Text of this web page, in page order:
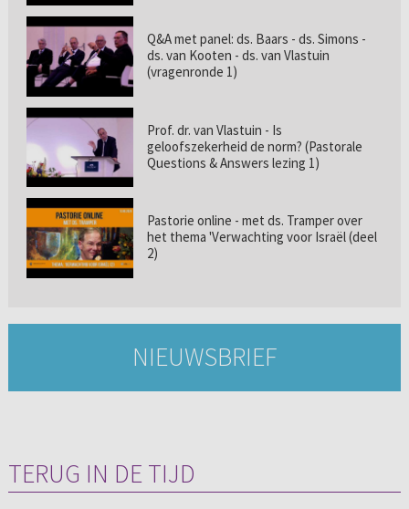
Q&A met panel: ds. Baars - ds. Simons -
ds. van Kooten - ds. van Vlastuin
(vragenronde 1)
Prof. dr. van Vlastuin - Is
geloofszekerheid de norm? (Pastorale
Questions & Answers lezing 1)
Pastorie online - met ds. Tramper over
het thema 'Verwachting voor Israël (deel
2)
NIEUWSBRIEF
TERUG IN DE TIJD